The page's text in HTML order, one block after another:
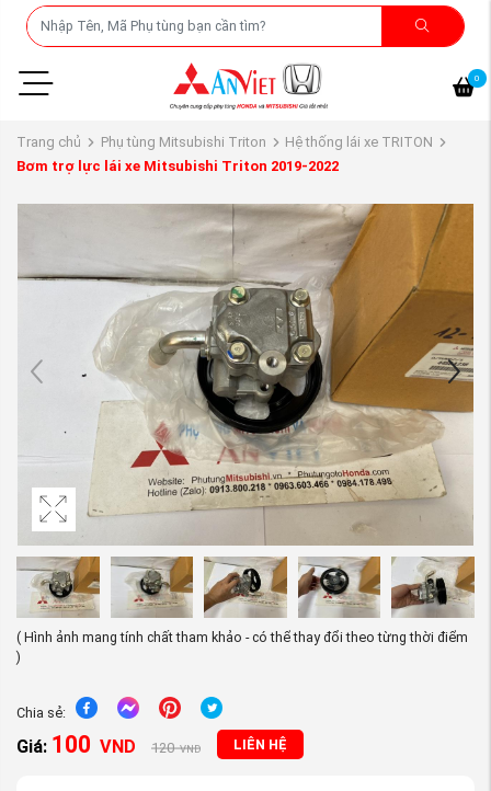
0
Trang chủ Phụ tùng Mitsubishi Triton
Hệ thống lái xe TRITON
Bơm trợ lực lái xe Mitsubishi Triton 2019-2022
( Hình ảnh mang tính chất tham khảo - có thể thay đổi theo từng thời điểm
)
Chia sẻ:
Giá: 100 VND 120 VND LIÊN HỆ